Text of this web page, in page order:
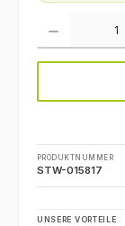
PRODUKTNUMMER
STW-015817
UNSERE VORTEILE